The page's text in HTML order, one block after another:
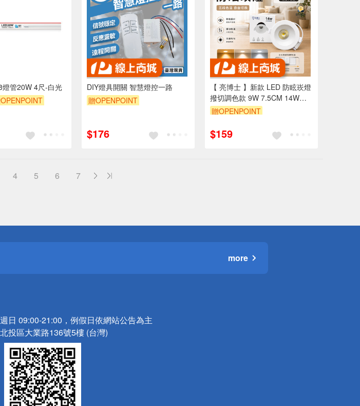
燈管20W 4尺-白光
DIY燈具開關 智慧燈控一路
贈OPENPOINT
$176
【 亮博士 】新款 LED 防眩崁燈
撥切調色款 9W 7.5CM 14W
9.5CM 黑殼 / 白殼
贈OPENPOINT
$159
4 5 6 7
more
日 09:00-21:00，例假日依網站公告為主
投區大業路136號5樓 (台灣)